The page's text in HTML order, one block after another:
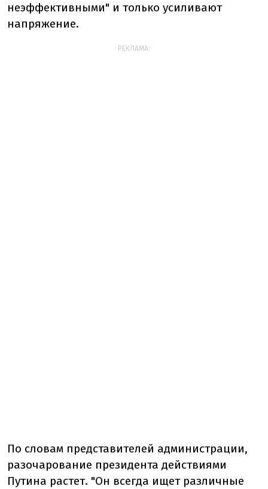
неэффективными" и только усиливают
напряжение.
РЕКЛАМА:
По словам представителей администрации,
разочарование президента действиями
Путина растет. "Он всегда ищет различные